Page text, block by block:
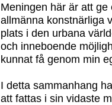
Meningen här är att
allmänna konstnärliga
plats i den urbana
och inneboende
kunnat få genom min
I detta sammanhang
att fattas i sin vidaste